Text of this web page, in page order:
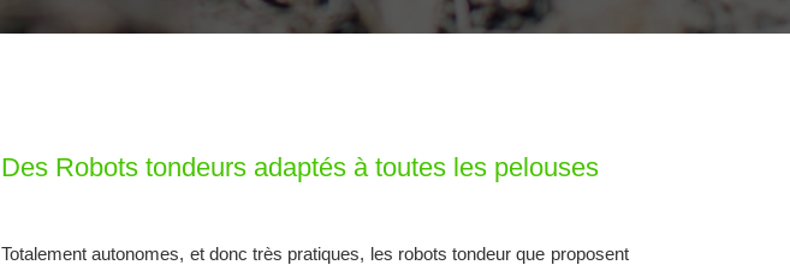
Des Robots tondeurs adaptés à toutes les pelouses
Totalement autonomes, et donc très pratiques, les robots tondeur que proposent